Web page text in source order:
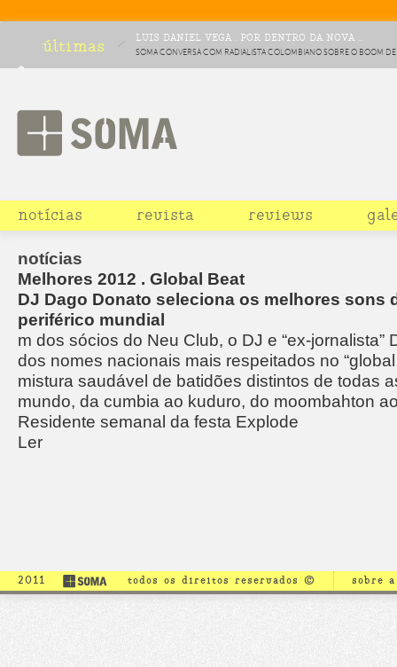
últimas LUIS DANIEL VEGA . POR DENTRO DA NOVA ...
SOMA CONVERSA COM RADIALISTA COLOMBIANO SOBRE O BOOM DE
INTERESSE INTERNACIONAL NOS SONIDOS DO PAÍS LATINO
notícias revista reviews
notícias
Melhores 2012 . Global Beat
DJ Dago Donato seleciona os melhores sons
periférico mundial
m dos sócios do Neu Club, o DJ e “ex-jornalista”
dos nomes nacionais mais respeitados no
mistura saudável de batidões distintos de todas
mundo, da cumbia ao kuduro, do moombahton
Residente semanal da festa Explode
Ler
2011 todos os direitos reservados © sobre